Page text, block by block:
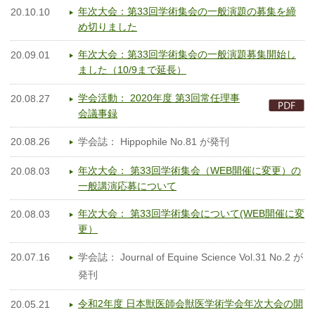
20.10.10
年次大会：第33回学術集会の一般演題の募集を締
め切りました
20.09.01
年次大会：第33回学術集会の一般演題募集開始し
ました（10/9まで延長）
20.08.27
学会活動： 2020年度 第3回常任理事
会議事録
20.08.26 学会誌： Hippophile No.81 が発刊
20.08.03
年次大会： 第33回学術集会（WEB開催に変更）の
一般講演応募について
20.08.03
年次大会： 第33回学術集会について(WEB開催に変
更）
20.07.16
学会誌： Journal of Equine Science Vol.31 No.2 が
発刊
20.05.21
令和2年度 日本獣医師会獣医学術学会年次大会の開